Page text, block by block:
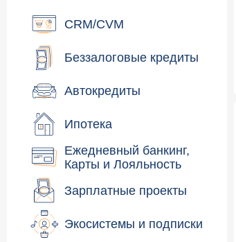
CRM/CVM
Беззалоговые кредиты
Автокредиты
Ипотека
Ежедневный банкинг,
Карты и Лояльность
Зарплатные проекты
Экосистемы и подписки